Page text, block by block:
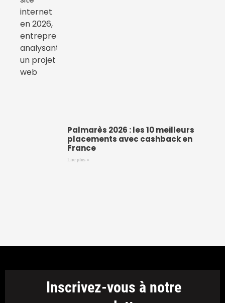
Palmarès 2026 : les 10 meilleurs
placements avec cashback en
France
Lire plus »